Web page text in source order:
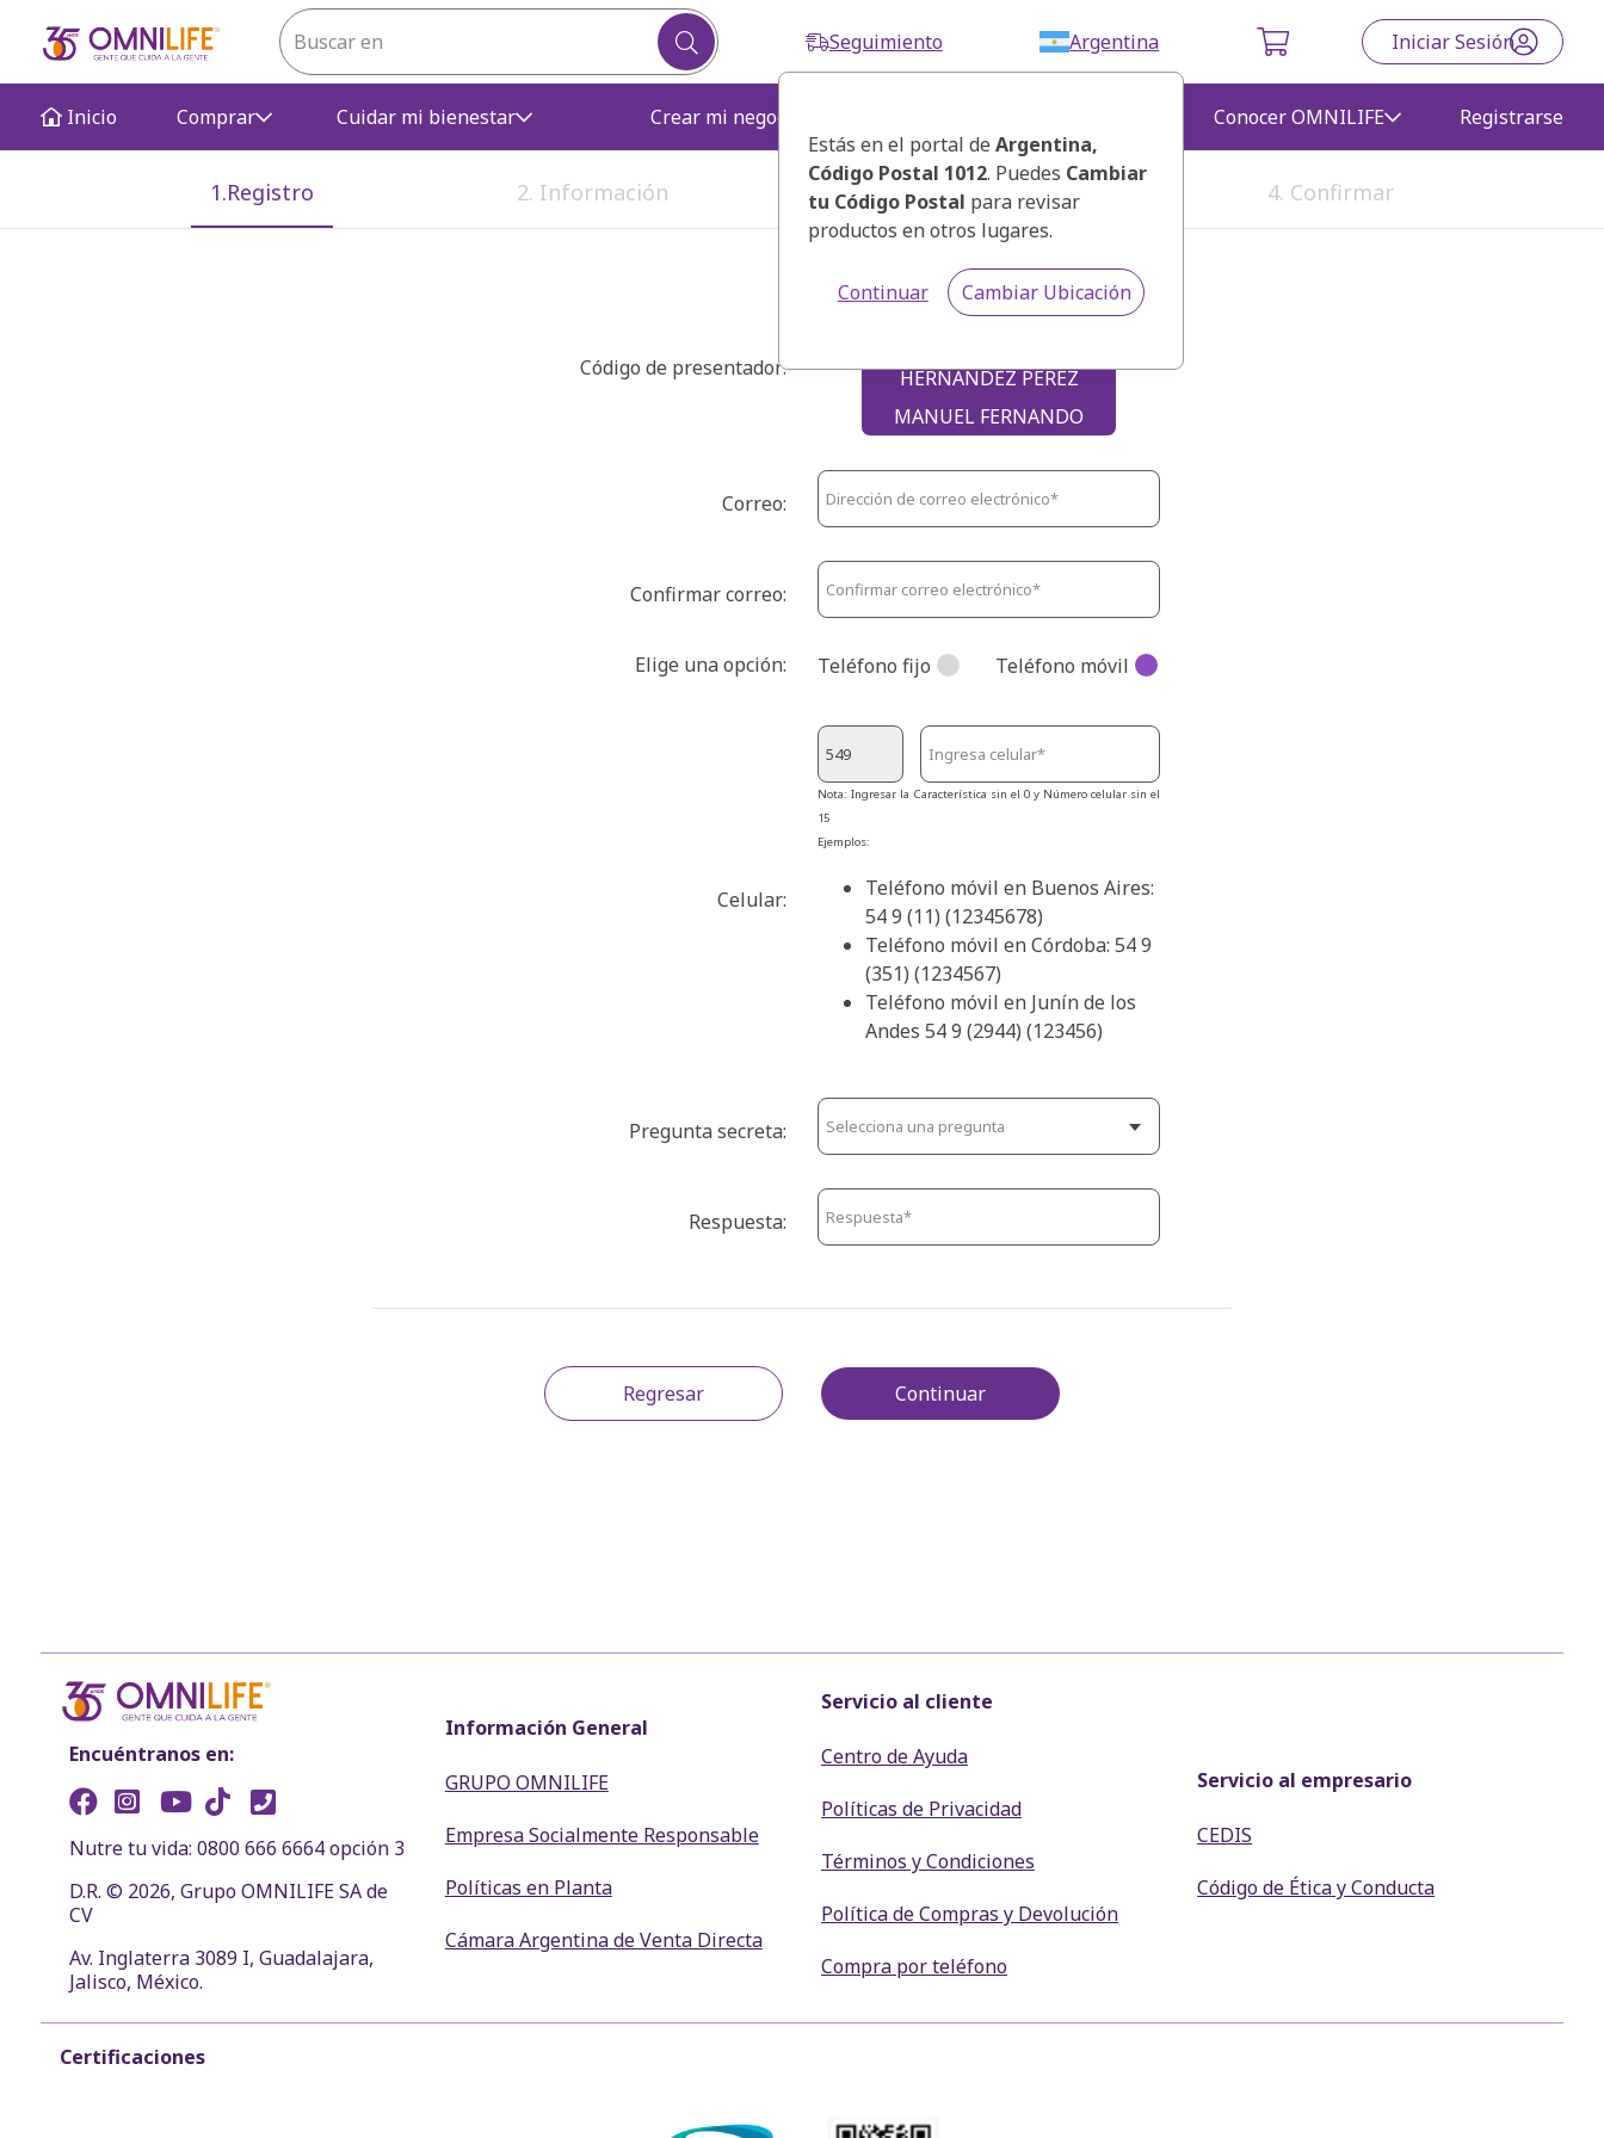
Seguimiento Argentina Iniciar Sesión
Inicio Comprar Cuidar mi bienestar Crear mi negocio Conocer OMNILIFE
Registrarse
Estás en el portal de Argentina,
Código Postal 1012. Puedes Cambiar
tu Código Postal para revisar
productos en otros lugares.
Continuar Cambiar Ubicación
1.Registro 2. Información 3. Selecciona tu kit 4. Confirmar
Código de presentador:
HERNANDEZ PEREZ
MANUEL FERNANDO
Correo:
Confirmar correo:
Elige una opción: Teléfono fijo Teléfono móvil
Celular:
Nota: Ingresar la Característica sin el 0 y Número celular sin el
15
Ejemplos:
Teléfono móvil en Buenos Aires:
54 9 (11) (12345678)
Teléfono móvil en Córdoba: 54 9
(351) (1234567)
Teléfono móvil en Junín de los
Andes 54 9 (2944) (123456)
Pregunta secreta:
Respuesta:
Regresar Continuar
Encuéntranos en:
Nutre tu vida: 0800 666 6664 opción 3
D.R. © 2026, Grupo OMNILIFE SA de
CV
Av. Inglaterra 3089 I, Guadalajara,
Jalisco, México.
Información General
GRUPO OMNILIFE
Empresa Socialmente Responsable
Políticas en Planta
Cámara Argentina de Venta Directa
Servicio al cliente
Centro de Ayuda
Políticas de Privacidad
Términos y Condiciones
Política de Compras y Devolución
Compra por teléfono
Servicio al empresario
CEDIS
Código de Ética y Conducta
Certificaciones